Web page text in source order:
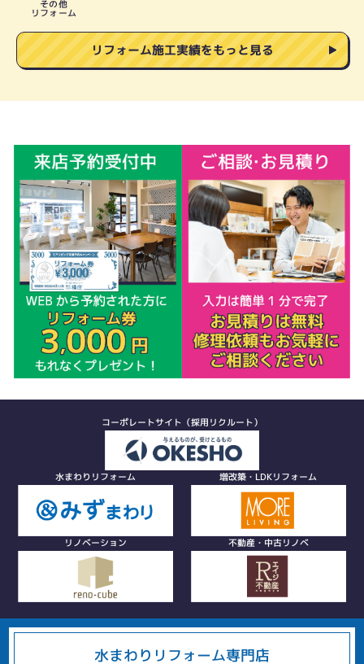
その他
リフォーム
リフォーム施工実績をもっと見る
コーポレートサイト（採用リクルート）
水まわりリフォーム 増改築・LDKリフォーム
リノベーション 不動産・中古リノベ
水まわりリフォーム専門店